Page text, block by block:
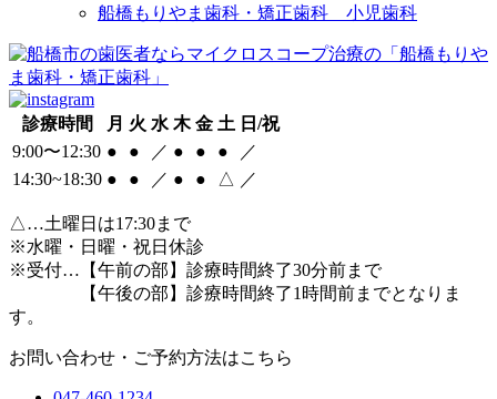
船橋もりやま歯科・矯正歯科 小児歯科
診療時間 月 火 水 木 金 土 日/祝
9:00〜12:30 ● ● ／ ● ● ●
／
14:30~18:30 ● ● ／ ● ● △ ／
△…土曜日は17:30まで
※水曜・日曜・祝日休診
※受付…【午前の部】診療時間終了30分前まで
【午後の部】診療時間終了1時間前までとなりま
す。
お問い合わせ・ご予約方法はこちら